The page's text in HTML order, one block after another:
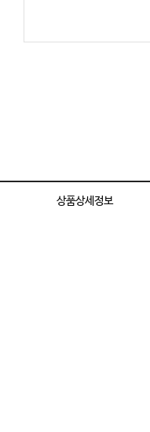
상품상세정보